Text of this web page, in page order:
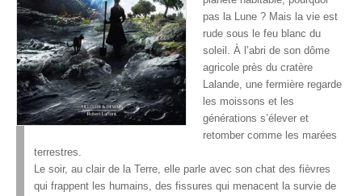
pas la Lune ? Mais la vie est
rude sous le feu blanc du
soleil. À l’abri de son dôme
agricole près du cratère
Lalande, une fermière regarde
les moissons et les
générations s’élever et
retomber comme les marées
terrestres.
Le soir, au clair de la Terre, elle parle avec son chat des fièvres
qui frappent les humains, des fissures qui menacent la survie de